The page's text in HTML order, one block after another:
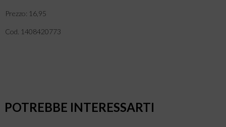
Prezzo: 16,95
Cod. 1408420773
POTREBBE INTERESSARTI